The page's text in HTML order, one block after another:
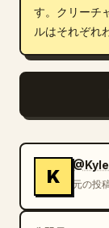
す。クリーチ
ルはそれぞれ
K 元の投